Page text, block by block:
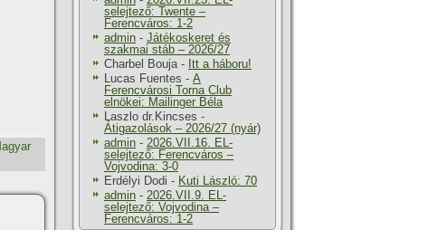
selejtező: Twente –
Ferencváros: 1-2
admin - Játékoskeret és
szakmai stáb – 2026/27
Charbel Bouja- Itt a háboru!
Lucas Fuentes - A
Ferencvárosi Torna Club
elnökei: Mailinger Béla
Laszlo dr.Kincses -
Átigazolások – 2026/27 (nyár)
admin - 2026.VII.16. EL-
selejtező: Ferencváros –
Vojvodina: 3-0
Erdélyi Dodi - Kuti László: 70
admin - 2026.VII.9. EL-
selejtező: Vojvodina –
Ferencváros: 1-2